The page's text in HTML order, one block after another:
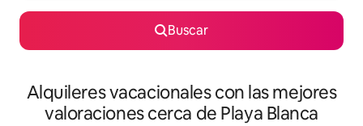
Buscar
Alquileres vacacionales con las mejores
valoraciones cerca de Playa Blanca